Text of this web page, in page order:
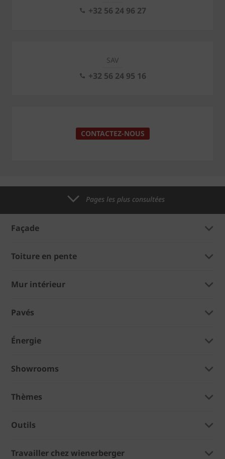
+32 56 24 96 27
SAV
+32 56 24 95 16
CONTACTEZ-NOUS
Pages les plus consultées
Façade
Toiture en pente
Mur intérieur
Pavés
Énergie
Showrooms
Thèmes
Outils
Travailler chez wienerberger